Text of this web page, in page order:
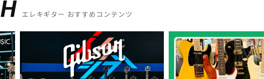
エレキギター おすすめコンテンツ